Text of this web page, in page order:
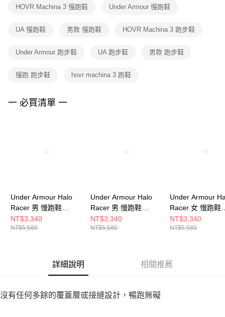
客戶支援中心」https://netprotections.freshdesk.com/support/home
１．透過由恩沛科技股份有限公司提供之「AFTEE先享後付」服務完成之交
權轉讓予恩沛科技股份有限公司。
３．未成年的使用者請事先徵得法定代理人或監護人之同意方可使用
４．使用「AFTEE先享後付」時，將依據個別帳號之用戶狀況，依本公司即
HOVR Machina 3 慢跑鞋 Under Armour 慢跑鞋
UA 慢跑鞋 男款 慢跑鞋 HOVR Machina 3 跑步鞋
Under Armour 跑步鞋 UA 跑步鞋 男款 跑步鞋
慢跑 跑步鞋 hovr machina 3 跑鞋
一 必買清單 一
Under Armour Halo
Racer 男 慢跑鞋
6007639-002
NT$3,340
NT$5,580
Under Armour Halo
Racer 男 慢跑鞋
6007639-110
NT$3,340
NT$5,580
Under Armour
Racer 女 慢跑鞋
6007641-110
NT$3,340
NT$5,580
詳細說明 相關推薦
沒有任何多餘的覆蓋層或接縫設計，暢跑無礙